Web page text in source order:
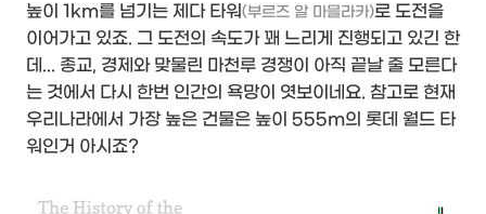
높이 1km를 넘기는 제다 타워(부르즈 알 마믈라카)로 도전을
이어가고 있죠. 그 도전의 속도가 꽤 느리게 진행되고 있긴 한
데... 종교, 경제와 맞물린 마천루 경쟁이 아직 끝날 줄 모른다
는 것에서 다시 한번 인간의 욕망이 엿보이네요. 참고로 현재
우리나라에서 가장 높은 건물은 높이 555m의 롯데 월드 타
워인거 아시죠?